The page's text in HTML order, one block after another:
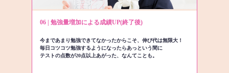
06 | 勉強量増加による成績UP(終了後)
今まであまり勉強できてなかったからこそ、伸び代は無限大！
毎日コツコツ勉強するようになったらあっという間に
テストの点数が20点以上あがった、なんてことも。